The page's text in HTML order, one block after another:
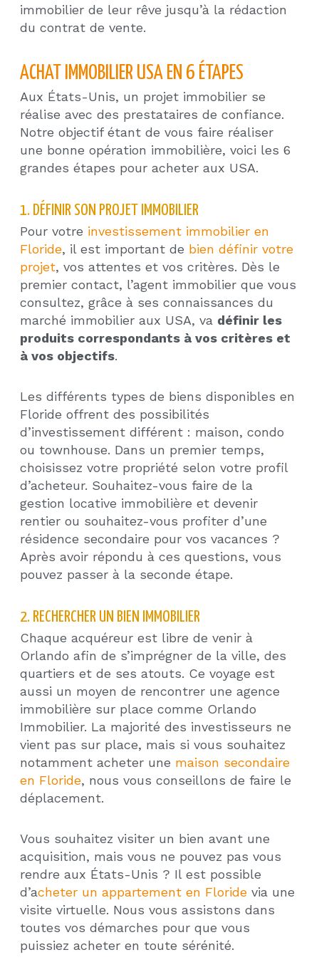
immobilier de leur rêve jusqu’à la rédaction
du contrat de vente.
ACHAT IMMOBILIER USA EN 6 ÉTAPES
Aux États-Unis, un projet immobilier se
réalise avec des prestataires de confiance.
Notre objectif étant de vous faire réaliser
une bonne opération immobilière, voici les 6
grandes étapes pour acheter aux USA.
1. DÉFINIR SON PROJET IMMOBILIER
Pour votre investissement immobilier en
Floride, il est important de bien définir votre
projet, vos attentes et vos critères. Dès le
premier contact, l’agent immobilier que vous
consultez, grâce à ses connaissances du
marché immobilier aux USA, va définir les
produits correspondants à vos critères et
à vos objectifs.
Les différents types de biens disponibles en
Floride offrent des possibilités
d’investissement différent : maison, condo
ou townhouse. Dans un premier temps,
choisissez votre propriété selon votre profil
d’acheteur. Souhaitez-vous faire de la
gestion locative immobilière et devenir
rentier ou souhaitez-vous profiter d’une
résidence secondaire pour vos vacances ?
Après avoir répondu à ces questions, vous
pouvez passer à la seconde étape.
2. RECHERCHER UN BIEN IMMOBILIER
Chaque acquéreur est libre de venir à
Orlando afin de s’imprégner de la ville, des
quartiers et de ses atouts. Ce voyage est
aussi un moyen de rencontrer une agence
immobilière sur place comme Orlando
Immobilier. La majorité des investisseurs ne
vient pas sur place, mais si vous souhaitez
notamment acheter une maison secondaire
en Floride, nous vous conseillons de faire le
déplacement.
Vous souhaitez visiter un bien avant une
acquisition, mais vous ne pouvez pas vous
rendre aux États-Unis ? Il est possible
d’acheter un appartement en Floride via une
visite virtuelle. Nous vous assistons dans
toutes vos démarches pour que vous
puissiez acheter en toute sérénité.